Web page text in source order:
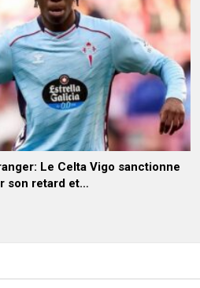
Le Celta Vigo sanctionne
son retard et…